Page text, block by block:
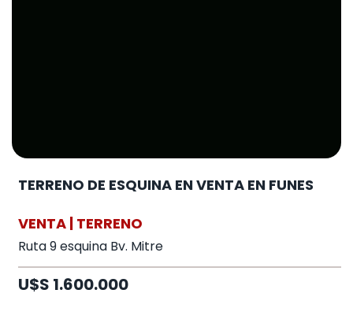
TERRENO DE ESQUINA EN VENTA EN FUNES
VENTA | TERRENO
Ruta 9 esquina Bv. Mitre
U$S 1.600.000